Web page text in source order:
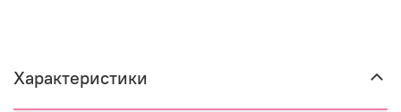
Характеристики